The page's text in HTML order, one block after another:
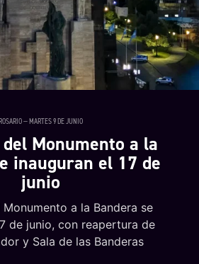
— MARTES 9 DE JUNIO
Monumento a la
inauguran el 17 de
junio
a la Bandera se
de junio, con reapertura de
y Sala de las Banderas